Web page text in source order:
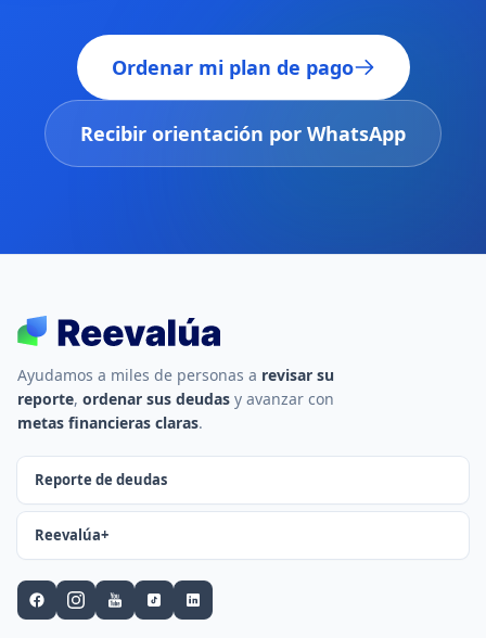
Ordenar mi plan de pago
Recibir orientación por WhatsApp
Ayudamos a miles de personas a revisar su
reporte, ordenar sus deudas y avanzar con
metas financieras claras.
Reporte de deudas
Reevalúa+